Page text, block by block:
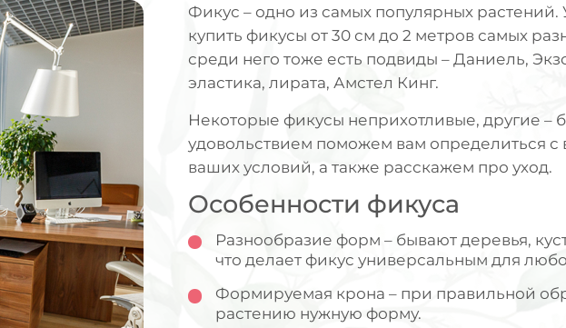
Фикус – одно из самых популярных
купить фикусы от 30 см до 2 метров самых
среди него тоже есть подвиды – Даниель,
эластика, лирата, Амстел Кинг.
Некоторые фикусы неприхотливые, другие –
удовольствием поможем вам определиться
ваших условий, а также расскажем про уход.
Особенности фикуса
Разнообразие форм – бывают деревья,
что делает фикус универсальным для
Формируемая крона – при правильной
растению нужную форму.